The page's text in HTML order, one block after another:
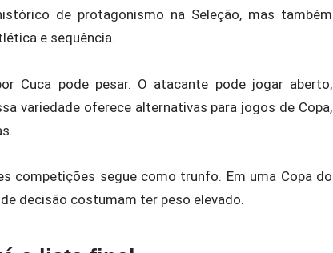
de protagonismo na Seleção, mas também
e sequência.
Cuca pode pesar. O atacante pode jogar aberto,
variedade oferece alternativas para jogos de Copa,
competições segue como trunfo. Em uma Copa do
decisão costumam ter peso elevado.